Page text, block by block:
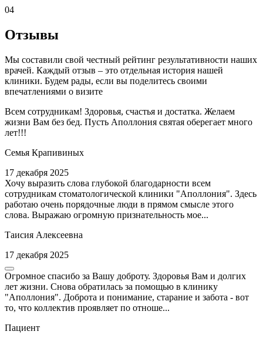
04
Отзывы
Мы составили свой честный рейтинг результативности наших
врачей. Каждый отзыв – это отдельная история нашей
клиники. Будем рады, если вы поделитесь своими
впечатлениями о визите
Всем сотрудникам! Здоровья, счастья и достатка. Желаем
жизни Вам без бед. Пусть Аполлония святая оберегает много
лет!!!
Семья Крапивиных
17 декабря 2025
Хочу выразить слова глубокой благодарности всем
сотрудникам стоматологической клиники "Аполлония". Здесь
работаю очень порядочные люди в прямом смысле этого
слова. Выражаю огромную признательность мое...
Таисия Алексеевна
17 декабря 2025
Огромное спасибо за Вашу доброту. Здоровья Вам и долгих
лет жизни. Снова обратилась за помощью в клинику
"Аполлония". Доброта и понимание, старание и забота - вот
то, что коллектив проявляет по отноше...
Пациент